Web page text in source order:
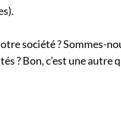
société ? Sommes-
? Bon, c’est une autre